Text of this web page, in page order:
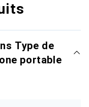
Type de
portable